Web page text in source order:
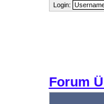
Login:
Forum